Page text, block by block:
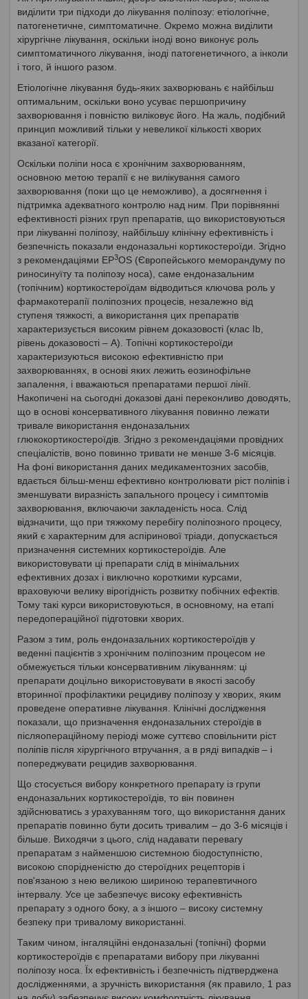
виділити три підходи до лікування поліпозу: етіологічне,
патогенетичне, симптоматичне. Окремо можна виділити
хірургічне лікування, оскільки іноді воно виконує роль
симптоматичного лікування, іноді патогенетичного, а інколи
і того, й іншого разом.
Етіологічне лікування будь-яких захворювань є найбільш
оптимальним, оскільки воно усуває першопричину
захворювання і повністю виліковує його. На жаль, подібний
принцип можливий тільки у невеликої кількості хворих
вказаної категорії.
Оскільки поліпи носа є хронічним захворюванням,
основною метою терапії є не вилікування самого
захворювання (поки що це неможливо), а досягнення і
підтримка адекватного контролю над ним. При порівнянні
ефективності різних груп препаратів, що використовуються
при лікуванні поліпозу, найбільшу клінічну ефективність і
безпечність показали ендоназальні кортикостероїди. Згідно
з рекомендаціями ЕР3ОS (Європейського меморандуму по
риносинуїту та поліпозу носа), саме ендоназальним
(топічним) кортикостероїдам відводиться ключова роль у
фармакотерапії поліпозних процесів, незалежно від
ступеня тяжкості, а використання цих препаратів
характеризується високим рівнем доказовості (клас Іb,
рівень доказовості – А). Топічні кортикостероїди
характеризуються високою ефективністю при
захворюваннях, в основі яких лежить еозинофільне
запалення, і вважаються препаратами першої лінії.
Накопичені на сьогодні доказові дані переконливо доводять,
що в основі консервативного лікування повинно лежати
тривале використання ендоназальних
глюкокортикостероїдів. Згідно з рекомендаціями провідних
спеціалістів, воно повинно тривати не менше 3-6 місяців.
На фоні використання даних медикаментозних засобів,
вдається більш-менш ефективно контролювати ріст поліпів і
зменшувати виразність запального процесу і симптомів
захворювання, включаючи закладеність носа. Слід
відзначити, що при тяжкому перебігу поліпозного процесу,
який є характерним для аспіринової тріади, допускається
призначення системних кортикостероїдів. Але
використовувати ці препарати слід в мінімальних
ефективних дозах і виключно короткими курсами,
враховуючи велику вірогідність розвитку побічних ефектів.
Тому такі курси використовуються, в основному, на етапі
передопераційної підготовки хворих.
Разом з тим, роль ендоназальних кортикостероїдів у
веденні пацієнтів з хронічним поліпозним процесом не
обмежується тільки консервативним лікуванням: ці
препарати доцільно використовувати в якості засобу
вторинної профілактики рецидиву поліпозу у хворих, яким
проведене оперативне лікування. Клінічні дослідження
показали, що призначення ендоназальних стероїдів в
післяопераційному періоді може суттєво сповільнити ріст
поліпів після хірургічного втручання, а в ряді випадків – і
попереджувати рецидив захворювання.
Що стосується вибору конкретного препарату із групи
ендоназальних кортикостероїдів, то він повинен
здійснюватись з урахуванням того, що використання даних
препаратів повинно бути досить тривалим – до 3-6 місяців і
більше. Виходячи з цього, слід надавати перевагу
препаратам з найменшою системною біодоступністю,
високою спорідненістю до стероїдних рецепторів і
пов'язаною з нею великою шириною терапевтичного
інтервалу. Усе це забезпечує високу ефективність
препарату з одного боку, а з іншого – високу системну
безпеку при тривалому використанні.
Таким чином, інгаляційні ендоназальні (топічні) форми
кортикостероїдів є препаратами вибору при лікуванні
поліпозу носа. Їх ефективність і безпечність підтверджена
дослідженнями, а зручність використання (як правило, 1 раз